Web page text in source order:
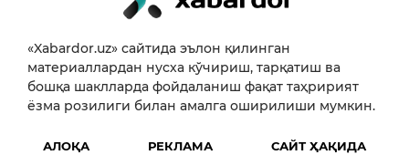
«Xabardor.uz» сайтида эълон қилинган
материаллардан нусха кўчириш, тарқатиш ва
бошқа шаклларда фойдаланиш фақат таҳририят
ёзма розилиги билан амалга оширилиши мумкин.
АЛОҚА РЕКЛАМА
САЙТ ҲАҚИДА